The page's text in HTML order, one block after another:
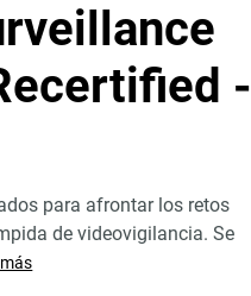
-
para afrontar los retos
de videovigilancia. Se